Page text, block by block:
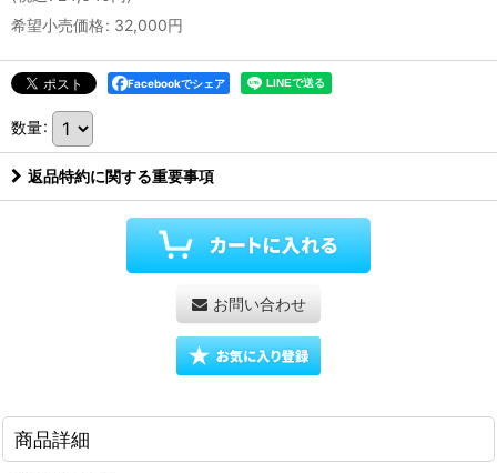
希望小売価格: 32,000円
Facebookでシェア
数量:
返品特約に関する重要事項
お問い合わせ
商品詳細